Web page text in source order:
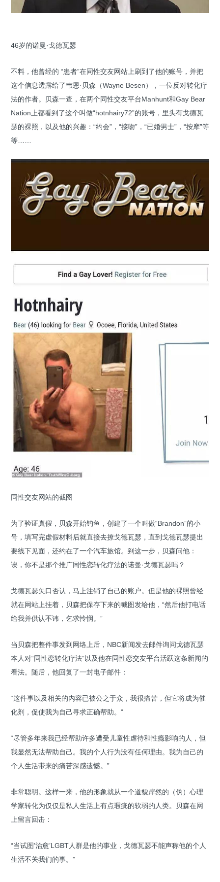
46岁的诺曼·戈德瓦瑟
不料，他曾经的 “患者”在同性交友网站上刷到了他的账号，并把
这个信息透露给了韦恩·贝森（Wayne Besen），一位反对转化疗
法的作者。贝森一查，在两个同性交友平台Manhunt和Gay Bear
Nation上都看到了这个叫做“hotnhairy72”的账号，里头有戈德瓦
瑟的裸照，以及他的兴趣：“约会”，“接吻”，“已婚男士”，“按摩”等
等……
同性交友网站的截图
为了验证真假，贝森开始钓鱼，创建了一个叫做“Brandon”的小
号，填写完虚假材料后就直接去撩戈德瓦瑟，直到戈德瓦瑟提出
要线下见面，还约在了一个汽车旅馆。到这一步，贝森问他：
诶，你不是那个推广同性恋转化疗法的诺曼·戈德瓦瑟吗？
戈德瓦瑟矢口否认，马上注销了自己的账户。但是他的裸照曾经
就在网站上挂着，贝森把保存下来的截图发给他，“然后他打电话
给我并供认不讳，乞求怜悯。”
当贝森把整件事发到网络上后，NBC新闻发去邮件询问戈德瓦瑟
本人对“同性恋转化疗法”以及他在同性恋交友平台活跃这条新闻的
看法。随后，他回复了一封电子邮件：
“这件事以及相关的内容已被公之于众，我很痛苦，但它将成为催
化剂，促使我为自己寻求正确帮助。”
“尽管多年来我已经帮助许多遭受儿童性虐待和性瘾影响的人，但
我显然无法帮助自己。我的个人行为没有任何理由。我为自己的
个人生活带来的痛苦深感遗憾。”
非常聪明。这样一来，他的形象就从一个道貌岸然的（伪）心理
学家转化为仅仅是私人生活上有点瑕疵的软弱的人类。贝森在网
上留言回击：
“当试图’治愈’LGBT人群是他的事业，戈德瓦瑟不能声称他的个人
生活不关我们的事。”